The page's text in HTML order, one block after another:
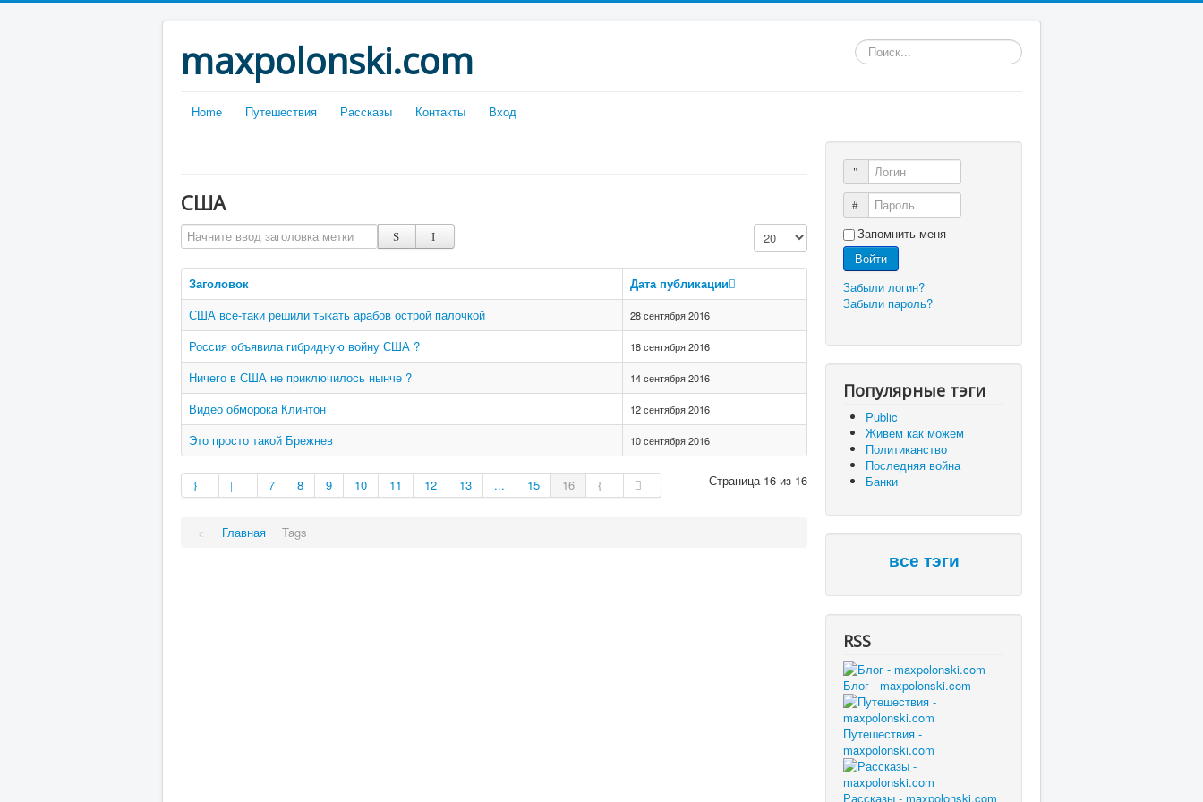
maxpolonski.com Искать...
Home Путешествия Рассказы Контакты Вход
США
Начните ввод заголовка метки Кол-во строк:
Заголовок
Дата публикации
США все-таки решили тыкать арабов острой палочкой
28 сентября 2016
Россия объявила гибридную войну США ? 18 сентября 2016
Ничего в США не приключилось нынче ? 14 сентября 2016
Видео обморока Клинтон 12 сентября 2016
Это просто такой Брежнев 10 сентября 2016
Страница 16 из 16
7 8 9 10 11 12 13 ... 15 16
Главная Tags
Логин
Пароль
Запомнить меня
Войти
Забыли логин?
Забыли пароль?
Популярные тэги
Public
Живем как можем
Политиканство
Последняя война
Банки
все тэги
RSS
Блог - maxpolonski.com
Путешествия -
maxpolonski.com
Рассказы - maxpolonski.com